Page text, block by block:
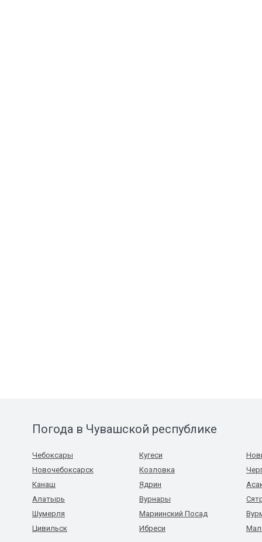
Погода в Чувашской республике
Чебоксары
Новочебоксарск
Канаш
Алатырь
Шумерля
Цивильск
Кугеси
Козловка
Ядрин
Вурнары
Мариинский Посад
Ибреси